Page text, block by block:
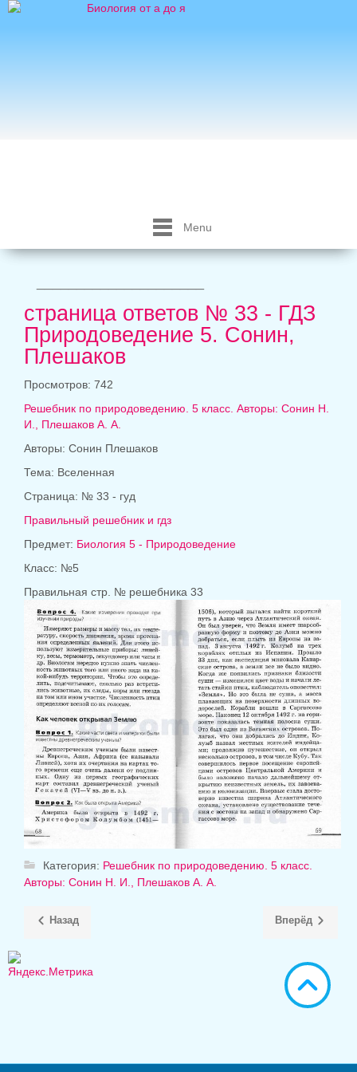
Menu
страница ответов № 33 - ГДЗ
Природоведение 5. Сонин,
Плешаков
Просмотров: 742
Решебник по природоведению. 5 класс. Авторы: Сонин Н.
И., Плешаков А. А.
Авторы: Сонин Плешаков
Тема: Вселенная
Страница: № 33 - гуд
Правильный решебник и гдз
Предмет: Биология 5 - Природоведение
Класс: №5
Правильная стр. № решебника 33
Категория: Решебник по природоведению. 5 класс.
Авторы: Сонин Н. И., Плешаков А. А.
Назад Вперёд